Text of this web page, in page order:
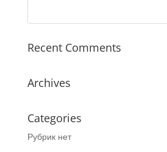
Recent Comments
Archives
Categories
Рубрик нет